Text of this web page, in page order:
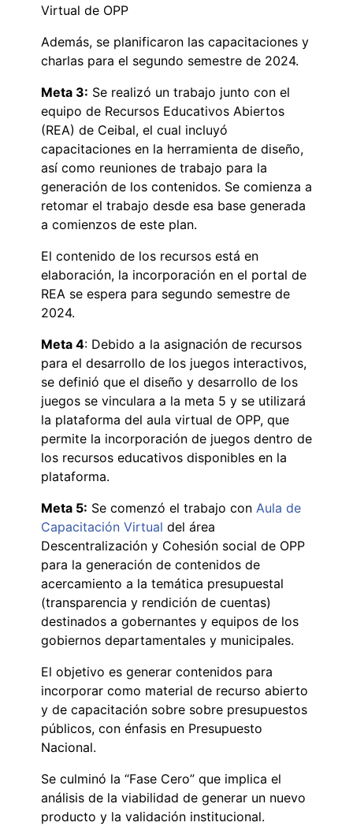
Virtual de OPP
Además, se planificaron las capacitaciones y
charlas para el segundo semestre de 2024.
Meta 3: Se realizó un trabajo junto con el
equipo de Recursos Educativos Abiertos
(REA) de Ceibal, el cual incluyó
capacitaciones en la herramienta de diseño,
así como reuniones de trabajo para la
generación de los contenidos. Se comienza a
retomar el trabajo desde esa base generada
a comienzos de este plan.
El contenido de los recursos está en
elaboración, la incorporación en el portal de
REA se espera para segundo semestre de
2024.
Meta 4: Debido a la asignación de recursos
para el desarrollo de los juegos interactivos,
se definió que el diseño y desarrollo de los
juegos se vinculara a la meta 5 y se utilizará
la plataforma del aula virtual de OPP, que
permite la incorporación de juegos dentro de
los recursos educativos disponibles en la
plataforma.
Meta 5: Se comenzó el trabajo con Aula de
Capacitación Virtual del área
Descentralización y Cohesión social de OPP
para la generación de contenidos de
acercamiento a la temática presupuestal
(transparencia y rendición de cuentas)
destinados a gobernantes y equipos de los
gobiernos departamentales y municipales.
El objetivo es generar contenidos para
incorporar como material de recurso abierto
y de capacitación sobre sobre presupuestos
públicos, con énfasis en Presupuesto
Nacional.
Se culminó la “Fase Cero” que implica el
análisis de la viabilidad de generar un nuevo
producto y la validación institucional.